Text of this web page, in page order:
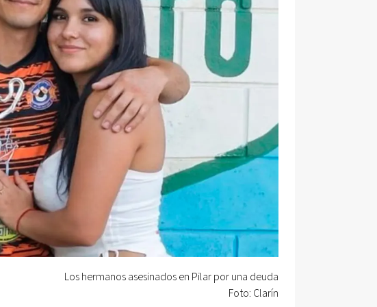
Los hermanos asesinados en Pilar por una deuda
Foto: Clarín